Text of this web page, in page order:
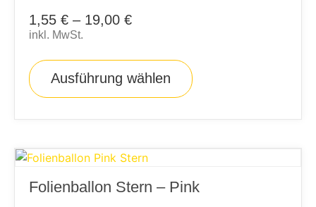
1,55 € – 19,00 €
inkl. MwSt.
Ausführung wählen
Folienballon Stern – Pink